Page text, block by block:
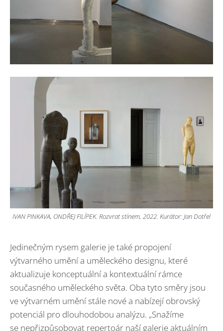
IVAN PINKAVA, ONDŘEJ FILÍPEK. Rozvrat stínem, 2022. Kurátor: Jan Dotřel
Jedinečným rysem galerie je také propojení
výtvarného umění a uměleckého designu, které
aktualizuje konceptuální a kontextuální rámce
současného uměleckého světa. Oba tyto směry jsou
ve výtvarném umění stále nové a nabízejí obrovský
potenciál pro dlouhodobou analýzu. „Snažíme
se nepřizpůsobovat repertoár naší galerie aktuálním